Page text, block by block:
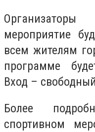
мероприятие
всем жителям
программе
Вход –
Более
спортивном